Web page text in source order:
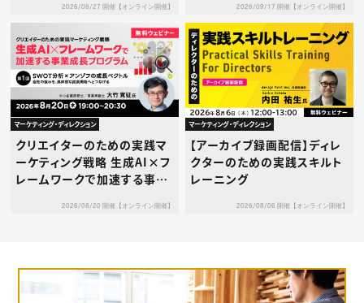
2026/08/27 開催【オンライン開催】
ース分析×生成AI ― 業界構
造を読み解き競争優位を築く
―
2026/09/17 開催【オンライン開催】
マーケティング・ディレクション
クリエイターのための実践マ
ーケティング戦略 生成AI×フ
レームワークで加速する事業
T分析 × アンゾフの成長ベク
2026/08/20 開催【オンライン開催】
マーケティング・ディレクション
【アーカイブ録画配信】ディレ
クターのための実践スキルト
レーニング
2026/08/06 開催【オンライン開催】